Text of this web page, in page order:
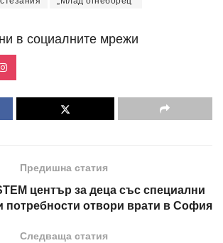
в социалните мрежи
Предишна статия
център за деца със специални
потребности отвори врати в София
Следваща статия